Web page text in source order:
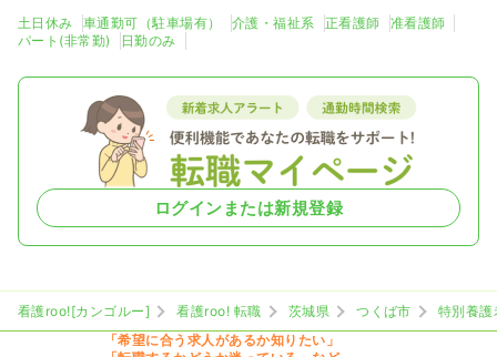
土日休み 車通勤可（駐車場有） 介護・福祉系 正看護師
准看護師
パート(非常勤)
日勤のみ
ログインまたは新規登録
看護roo![カンゴルー] 看護roo! 転職 茨城県 つくば市
特別養
「希望に合う求人があるか知りたい」